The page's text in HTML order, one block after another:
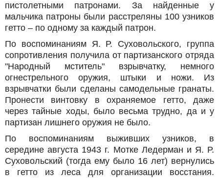
пистолетными патронами. За найденные у
мальчика патроны были расстреляны 100 узников
гетто – по одному за каждый патрон.
По воспоминаниям Я. Р. Суховольского, группа
сопротивления получила от партизанского отряда
"Народный мститель" взрывчатку, немного
огнестрельного оружия, штыки и ножи. Из
взрывчатки были сделаны самодельные гранаты.
Пронести винтовку в охраняемое гетто, даже
через тайные ходы, было весьма трудно, да и у
партизан лишнего оружия не было.
По воспоминаниям выживших узников, в
середине августа 1943 г. Мотке Ледерман и Я. Р.
Суховольский (тогда ему было 16 лет) вернулись
в гетто из леса для организации восстания.